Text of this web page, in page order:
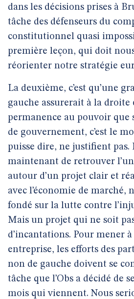
dans les décisions prises à
tâche des défenseurs du
constitutionnel quasi
première leçon, qui doit
réorienter notre stratégie
La deuxième, c’est qu’une
gauche assurerait à la droite
permanence au pouvoir que
de gouvernement, c’est le
puisse dire, ne justifient pas.
maintenant de retrouver
autour d’un projet clair et
avec l’économie de marché,
fondé sur la lutte contre
Mais un projet qui ne soit
d’incantations. Pour mener
entreprise, les efforts des
non de gauche doivent se
tâche que l’Obs a décidé de
mois qui viennent. Nous